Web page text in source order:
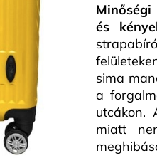
Minőségi
és
sima
a
utcákon.
miatt